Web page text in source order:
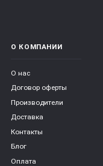
О КОМПАНИИ
О нас
Договор оферты
Производители
Доставка
Контакты
Блог
Оплата